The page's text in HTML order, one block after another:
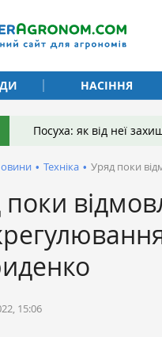
НАСІННЯ
Посуха: як від неї
• Техніка • Уряд поки
15:06